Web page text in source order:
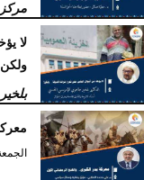
الأربعاء، 1 سبتمبر 2021
لا
بالجزائر
الثلاثاء، 3 أغسطس 2021 03:35 مـ
الجمعة، 30